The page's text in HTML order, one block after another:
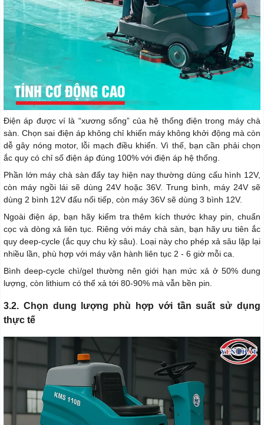
Điện áp được ví là “xương sống” của hệ thống điện trong máy chà
sàn. Chọn sai điện áp không chỉ khiến máy không khởi động mà còn
dễ gây nóng motor, lỗi mạch điều khiển. Vì thế, bạn cần phải chọn
ắc quy có chỉ số điện áp đúng 100% với điện áp hệ thống.
Phần lớn máy chà sàn đẩy tay hiện nay thường dùng cấu hình 12V,
còn máy ngồi lái sẽ dùng 24V hoặc 36V. Trung bình, máy 24V sẽ
dùng 2 bình 12V đấu nối tiếp, còn máy 36V sẽ dùng 3 bình 12V.
Ngoài điện áp, bạn hãy kiểm tra thêm kích thước khay pin, chuẩn
cọc và dòng xả liên tục. Riêng với máy chà sàn, bạn hãy ưu tiên ắc
quy deep-cycle (ắc quy chu kỳ sâu). Loại này cho phép xả sâu lặp lại
nhiều lần, phù hợp với máy vận hành liên tục 2 - 6 giờ mỗi ca.
Bình deep-cycle chì/gel thường nên giới hạn mức xả ở 50% dung
lượng, còn lithium có thể xả tới 80-90% mà vẫn bền pin.
3.2. Chọn dung lượng phù hợp với tần suất sử dụng
thực tế